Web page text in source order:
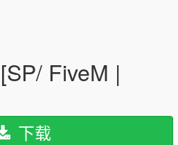
FiveM |
下载